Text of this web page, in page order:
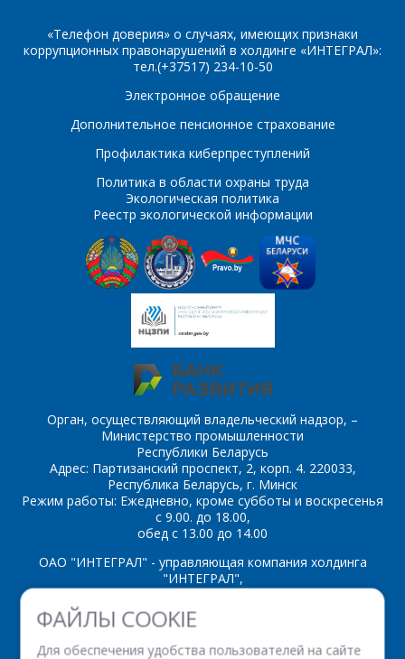
ФАЙЛЫ COOKIE
Для обеспечения удобства пользователей на сайте
«Телефон доверия» о случаях, имеющих признаки
коррупционных правонарушений в холдинге «ИНТЕГРАЛ»:
тел.(+37517) 234-10-50
Электронное обращение
Дополнительное пенсионное страхование
Профилактика киберпреступлений
Политика в области охраны труда
Экологическая политика
Реестр экологической информации
Орган, осуществляющий владельческий надзор, –
Министерство промышленности
Республики Беларусь
Адрес: Партизанский проспект, 2, корп. 4. 220033,
Республика Беларусь, г. Минск
Режим работы: Ежедневно, кроме субботы и воскресенья
с 9.00. до 18.00,
обед с 13.00 до 14.00
ОАО "ИНТЕГРАЛ" - управляющая компания холдинга
"ИНТЕГРАЛ",
ул. Казинца И.П., д.121А, комната 327, г. Минск, 220108,
Республика Беларусь
E-mail*
Интересующий товар/
услуга, их количество
*
Комментарий*
*- обязательные
поля
ОТПРАВИТЬ
услуга
Я согласен на
обработку
персональных данных
*- обязательные
поля
ОТПРАВИТЬ